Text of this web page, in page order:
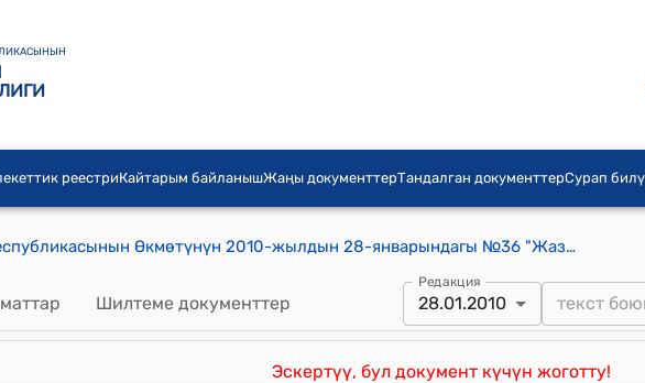
реестриКайтарым байланышЖаңы документтерТандалган документтерСурап
Кыргыз Республикасынын Өкмөтүнүн 2010-жылдын 28-январындагы №36 "Жазык сот өндүрүшүнө катышкан күбөлөрдүн, жабырлануучулардын жана башка катышуучулардын укуктарын коргоо жөнүндө" Кыргыз Республикасынын Мыйзамына өзгөртүүлөрдү киргизүү тууралуу" Кыргыз Республикасынын Мыйзам долбоору жөнүндө
Шилтеме документтер
Редакция
28.01.2010
Эскертүү, бул документ күчүн жоготту!